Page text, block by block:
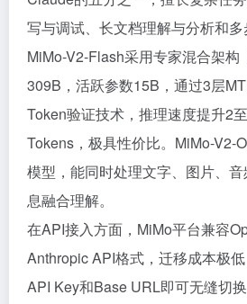
写与调试、长文档理解与分析和多
MiMo-V2-Flash采用专家混合架构
309B，活跃参数15B，通过3层
Token验证技术，推理速度提升2
Tokens，极具性价比。MiMo-V2-
模型，能同时处理文字、图片、
息融合理解。
在API接入方面，MiMo平台兼容
Anthropic API格式，迁移成本极
API Key和Base URL即可无缝切